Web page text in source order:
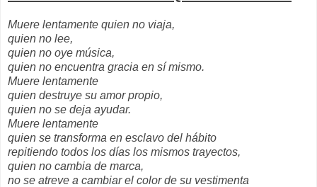
Muere lentamente quien no viaja,
quien no lee,
quien no oye música,
quien no encuentra gracia en sí mismo.
Muere lentamente
quien destruye su amor propio,
quien no se deja ayudar.
Muere lentamente
quien se transforma en esclavo del hábito
repitiendo todos los días los mismos trayectos,
quien no cambia de marca,
no se atreve a cambiar el color de su vestimenta